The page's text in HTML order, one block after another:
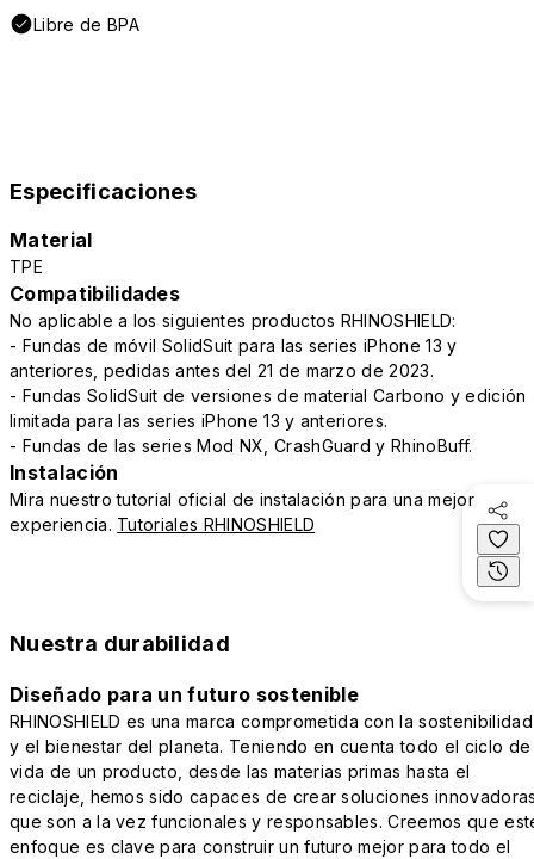
Libre de BPA
Especificaciones
Material
TPE
Compatibilidades
No aplicable a los siguientes productos RHINOSHIELD:
- Fundas de móvil SolidSuit para las series iPhone 13 y
anteriores, pedidas antes del 21 de marzo de 2023.
- Fundas SolidSuit de versiones de material Carbono y edición
limitada para las series iPhone 13 y anteriores.
- Fundas de las series Mod NX, CrashGuard y RhinoBuff.
Instalación
Mira nuestro tutorial oficial de instalación para una mejor
experiencia. Tutoriales RHINOSHIELD
Nuestra durabilidad
Diseñado para un futuro sostenible
RHINOSHIELD es una marca comprometida con la sostenibilidad
y el bienestar del planeta. Teniendo en cuenta todo el ciclo de
vida de un producto, desde las materias primas hasta el
reciclaje, hemos sido capaces de crear soluciones
que son a la vez funcionales y responsables. Creemos que
enfoque es clave para construir un futuro mejor para todo el